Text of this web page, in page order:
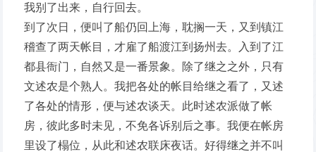
我别了出来，自行回去。
到了次日，便叫了船仍回上海，耽搁一天，又到镇江
稽查了两天帐目，才雇了船渡江到扬州去。入到了江
都县衙门，自然又是一番景象。除了继之之外，只有
文述农是个熟人。我把各处的帐目给继之看了，又述
了各处的情形，便与述农谈天。此时述农派做了帐
房，彼此多时未见，不免各诉别后之事。我便在帐房
里设了榻位，从此和述农联床夜话。好得继之并不叫